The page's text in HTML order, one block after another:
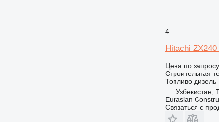
4
Hitachi
Цена по запросу
Строительная
Топливо дизель
Узбекистан,
Eurasian
Связаться с